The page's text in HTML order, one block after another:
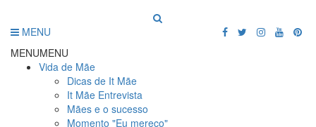
MENU
MENUMENU
Vida de Mãe
Dicas de It Mãe
It Mãe Entrevista
Mães e o sucesso
Momento "Eu mereço"